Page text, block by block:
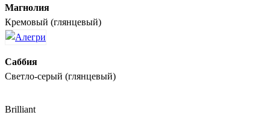
Магнолия
Кремовый (глянцевый)
Саббия
Светло-серый (глянцевый)
Brilliant